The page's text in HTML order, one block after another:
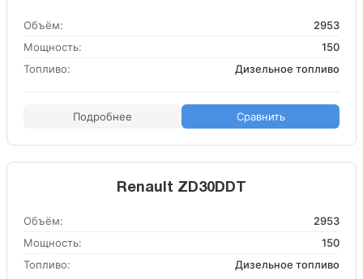
Объём:
2953
Мощность:
150
Топливо:
Дизельное топливо
Подробнее Сравнить
Renault ZD30DDT
Объём:
2953
Мощность:
150
Топливо:
Дизельное топливо